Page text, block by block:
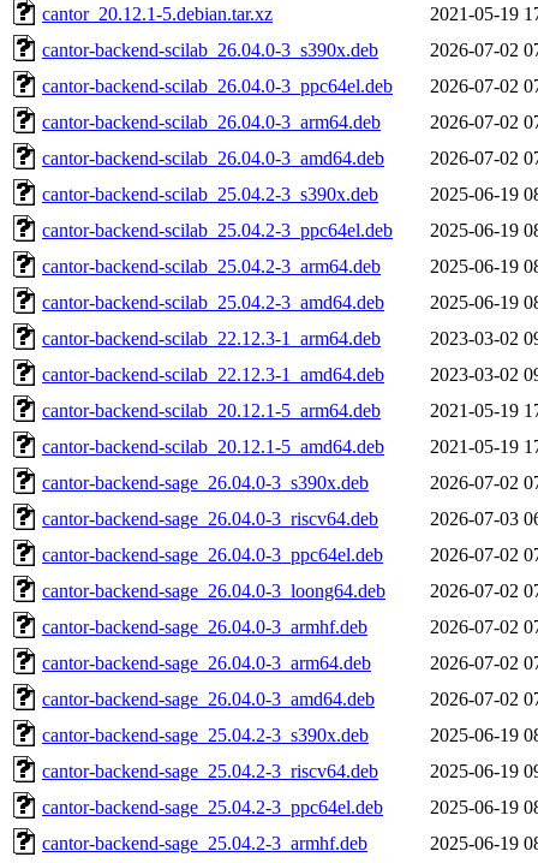
cantor_20.12.1-5.debian.tar.xz
2021-05-19
cantor-backend-scilab_26.04.0-3_s390x.deb
2026-07-02
cantor-backend-scilab_26.04.0-3_ppc64el.deb
2026-07-02
cantor-backend-scilab_26.04.0-3_arm64.deb
2026-07-02
cantor-backend-scilab_26.04.0-3_amd64.deb
2026-07-02
cantor-backend-scilab_25.04.2-3_s390x.deb
2025-06-19
cantor-backend-scilab_25.04.2-3_ppc64el.deb
2025-06-19
cantor-backend-scilab_25.04.2-3_arm64.deb
2025-06-19
cantor-backend-scilab_25.04.2-3_amd64.deb
2025-06-19
cantor-backend-scilab_22.12.3-1_arm64.deb
2023-03-02
cantor-backend-scilab_22.12.3-1_amd64.deb
2023-03-02
cantor-backend-scilab_20.12.1-5_arm64.deb
2021-05-19
cantor-backend-scilab_20.12.1-5_amd64.deb
2021-05-19
cantor-backend-sage_26.04.0-3_s390x.deb
2026-07-02
cantor-backend-sage_26.04.0-3_riscv64.deb
2026-07-03
cantor-backend-sage_26.04.0-3_ppc64el.deb
2026-07-02
cantor-backend-sage_26.04.0-3_loong64.deb
2026-07-02
cantor-backend-sage_26.04.0-3_armhf.deb
2026-07-02
cantor-backend-sage_26.04.0-3_arm64.deb
2026-07-02
cantor-backend-sage_26.04.0-3_amd64.deb
2026-07-02
cantor-backend-sage_25.04.2-3_s390x.deb
2025-06-19
cantor-backend-sage_25.04.2-3_riscv64.deb
2025-06-19
cantor-backend-sage_25.04.2-3_ppc64el.deb
2025-06-19
cantor-backend-sage_25.04.2-3_armhf.deb
2025-06-19